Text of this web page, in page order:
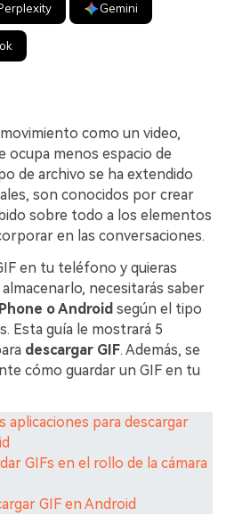
Gemini
como un video,
ocupa menos espacio de
de archivo se ha extendido
son conocidos por crear
sobre todo a los elementos
en las conversaciones.
en tu teléfono y quieras
necesitarás saber
o Android según el tipo
Esta guía le mostrará 5
descargar GIF. Además, se
cómo guardar un GIF en tu
aplicaciones para descargar
GIFs en el rollo de la cámara
GIF en Android